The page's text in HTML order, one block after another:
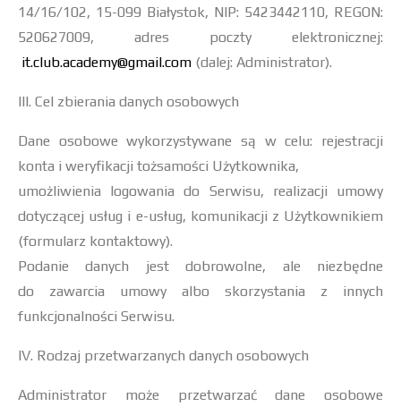
14/16/102, 15-099 Białystok, NIP: 5423442110, REGON:
520627009, adres poczty elektronicznej:
it.club.academy@gmail.com (dalej: Administrator).
III. Cel zbierania danych osobowych
Dane osobowe wykorzystywane są w celu: rejestracji
konta i weryfikacji tożsamości Użytkownika,
umożliwienia logowania do Serwisu, realizacji umowy
dotyczącej usług i e-usług, komunikacji z Użytkownikiem
(formularz kontaktowy).
Podanie danych jest dobrowolne, ale niezbędne
do zawarcia umowy albo skorzystania z innych
funkcjonalności Serwisu.
IV. Rodzaj przetwarzanych danych osobowych
Administrator może przetwarzać dane osobowe